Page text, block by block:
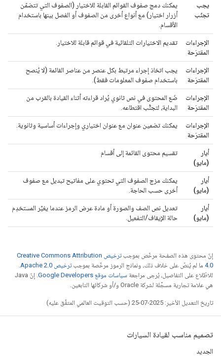
يجب
تجنّب
يمكنك دمج صفوف القوائم القابلة للاختيار (الصفوف التي تتضمّن
أزرار اختيار) مع أنواع أخرى من الصفوف أو الفصل بينها باستخدام
الأقسام.
الإجراءات
المقترَحة
تقديم الاختيارات التلقائية في قوائم قابلة للاختيار.
الإجراءات
المقترَحة
يجب اتخاذ إجراء مرتبط بكل عنصر من عناصر القائمة (لا يُنصح
باستخدام صفوف المعلومات فقط).
الإجراءات
المقترَحة
ضَع المحتوى في نص ثانوي يُراد قراءته أثناء القيادة بالقرب من
البداية، لتجنُّب اقتطاعه.
الإجراءات
المقترَحة
يمكنك تضمين عنوان مع عنوان اختياري وإجراءات أساسية وثانوية.
أيار
(مايو)
تقسيم محتوى القائمة إلى أقسام
أيار
(مايو)
يمكنك مزج الصفوف التي تحتوي على مفاتيح تبديل مع صفوف
أخرى حسب الحاجة.
أيار
(مايو)
تعديل نص الصف والصورة أو مادة عرض الرمز عندما يغيِّر المستخدِم
حالة الإيقاف/التفعيل.
إنّ محتوى هذه الصفحة مرخّص بموجب
ترخيص Creative Commons Attribution
4.0‏ ما لم يُنصّ على خلاف ذلك، ونماذج الرموز مرخّصة بموجبترخيص Apache 2.0‏
.
للاطّلاع على التفاصيل، يُرجى مراجعة سياسات موقع Google Developers‏
. إنّ Java
هي علامة تجارية مسجَّلة لشركة Oracle و/أو شركائها التابعين.
تاريخ التعديل الأخير: 2025-07-25 (حسب التوقيت العالمي المتفَّق عليه)
تصميم مناسب لقيادة السيارات
الجديد